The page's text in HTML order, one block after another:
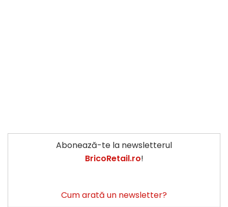
Abonează-te la newsletterul
BricoRetail.ro!
Cum arată un newsletter?